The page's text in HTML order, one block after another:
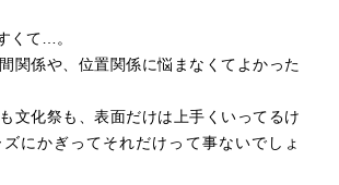
くて…。
関係や、位置関係に悩まなくてよかった
文化祭も、表面だけは上手くいってるけ
にかぎってそれだけって事ないでしょ